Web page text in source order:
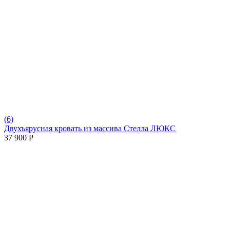
(6)
Двухъярусная кровать из массива Стелла ЛЮКС
37 900 Р